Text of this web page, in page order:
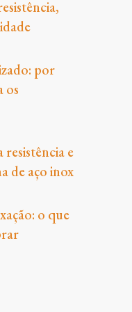
por
os
e
de aço inox
o que